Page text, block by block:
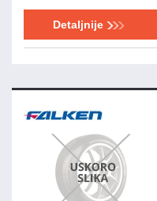
Detaljnije